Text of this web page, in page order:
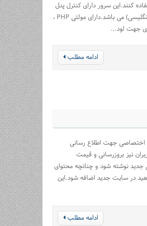
کنند.این سرور دارای کنترل پنل
دایرکت ادمین و قالب ویرایش شده کاپری بصورت 2 زبانه (فارسی و انگلیسی) می باشد.دارای مولتی PHP ،
ادامه مطلب
اختصاصی جهت اطلاع رسانی
نیز بروزرسانی و قیمت
نوشته شود و چنانچه محتوای
در سایت جدید اضافه شود.این
ادامه مطلب